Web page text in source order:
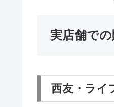
実店舗で
西友・ライ